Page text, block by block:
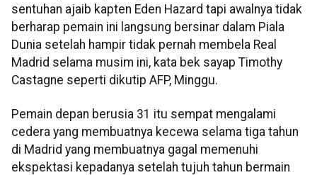
sentuhan ajaib kapten Eden Hazard tapi awalnya tidak
berharap pemain ini langsung bersinar dalam Piala
Dunia setelah hampir tidak pernah membela Real
Madrid selama musim ini, kata bek sayap Timothy
Castagne seperti dikutip AFP, Minggu.
Pemain depan berusia 31 itu sempat mengalami
cedera yang membuatnya kecewa selama tiga tahun
di Madrid yang membuatnya gagal memenuhi
ekspektasi kepadanya setelah tujuh tahun bermain